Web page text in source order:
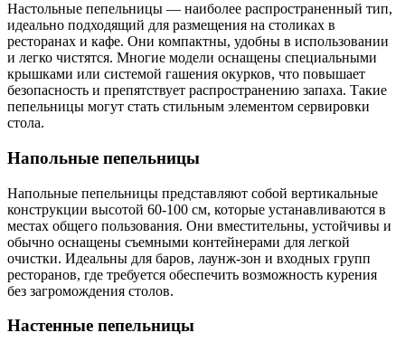
Настольные пепельницы — наиболее распространенный тип,
идеально подходящий для размещения на столиках в
ресторанах и кафе. Они компактны, удобны в использовании
и легко чистятся. Многие модели оснащены специальными
крышками или системой гашения окурков, что повышает
безопасность и препятствует распространению запаха. Такие
пепельницы могут стать стильным элементом сервировки
стола.
Напольные пепельницы
Напольные пепельницы представляют собой вертикальные
конструкции высотой 60-100 см, которые устанавливаются в
местах общего пользования. Они вместительны, устойчивы и
обычно оснащены съемными контейнерами для легкой
очистки. Идеальны для баров, лаунж-зон и входных групп
ресторанов, где требуется обеспечить возможность курения
без загромождения столов.
Настенные пепельницы